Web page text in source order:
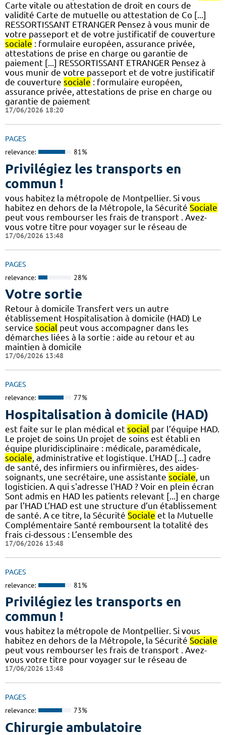
Carte vitale ou attestation de droit en cours de
validité Carte de mutuelle ou attestation de Co [...]
RESSORTISSANT ETRANGER Pensez à vous munir de
votre passeport et de votre justificatif de couverture
sociale : formulaire européen, assurance privée,
attestations de prise en charge ou garantie de
paiement [...] RESSORTISSANT ETRANGER Pensez à
vous munir de votre passeport et de votre justificatif
de couverture sociale : formulaire européen,
assurance privée, attestations de prise en charge ou
garantie de paiement
17/06/2026 18:20
PAGES
relevance: 81%
Privilégiez les transports en
commun !
vous habitez la métropole de Montpellier. Si vous
habitez en dehors de la Métropole, la Sécurité Sociale
peut vous rembourser les frais de transport . Avez-
vous votre titre pour voyager sur le réseau de
17/06/2026 13:48
PAGES
relevance: 28%
Votre sortie
Retour à domicile Transfert vers un autre
établissement Hospitalisation à domicile (HAD) Le
service social peut vous accompagner dans les
démarches liées à la sortie : aide au retour et au
maintien à domicile
17/06/2026 13:48
PAGES
relevance: 77%
Hospitalisation à domicile (HAD)
est faite sur le plan médical et social par l’équipe HAD.
Le projet de soins Un projet de soins est établi en
équipe pluridisciplinaire : médicale, paramédicale,
sociale , administrative et logistique. L’HAD [...] cadre
de santé, des infirmiers ou infirmières, des aides-
soignants, une secrétaire, une assistante sociale , un
logisticien. A qui s'adresse l'HAD ? Voir en plein écran
Sont admis en HAD les patients relevant [...] en charge
par l'HAD L’HAD est une structure d’un établissement
de santé. A ce titre, la Sécurité Sociale et la Mutuelle
Complémentaire Santé remboursent la totalité des
frais ci-dessous : L’ensemble des
17/06/2026 13:48
PAGES
relevance: 81%
Privilégiez les transports en
commun !
vous habitez la métropole de Montpellier. Si vous
habitez en dehors de la Métropole, la Sécurité Sociale
peut vous rembourser les frais de transport . Avez-
vous votre titre pour voyager sur le réseau de
17/06/2026 13:48
PAGES
relevance: 73%
Chirurgie ambulatoire